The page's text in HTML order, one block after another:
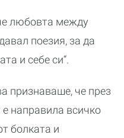
любовта между
поезия, за да
и себе си“.
признаваше, че през
направила всичко
болката и